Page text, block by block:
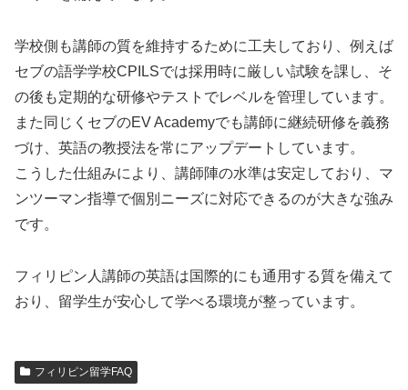
学校側も講師の質を維持するために工夫しており、例えば
セブの語学学校CPILSでは採用時に厳しい試験を課し、そ
の後も定期的な研修やテストでレベルを管理しています。
また同じくセブのEV Academyでも講師に継続研修を義務
づけ、英語の教授法を常にアップデートしています。
こうした仕組みにより、講師陣の水準は安定しており、マ
ンツーマン指導で個別ニーズに対応できるのが大きな強み
です。
フィリピン人講師の英語は国際的にも通用する質を備えて
おり、留学生が安心して学べる環境が整っています。
フィリピン留学FAQ